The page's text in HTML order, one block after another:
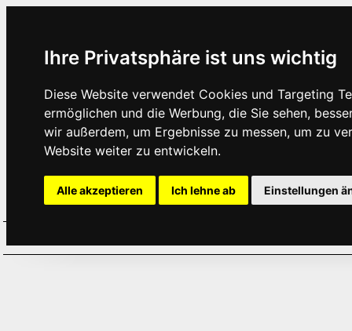
Ihre Privatsphäre ist uns wichtig
Diese Website verwendet Cookies und Targeting
ermöglichen und die Werbung, die Sie sehen,
wir außerdem, um Ergebnisse zu messen, um zu
Website weiter zu entwickeln.
Alle akzeptieren Ich lehne ab Einstellungen